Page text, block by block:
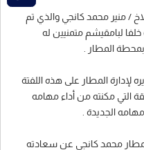
/ منير محمد كانجي والذي تم
لبامقيشم متمنيين له
المطار .
لإدارة المطار على هذه اللفتة
التي مكنته من أداء مهامه
الجديدة .
محمد كانجي عن سعادته